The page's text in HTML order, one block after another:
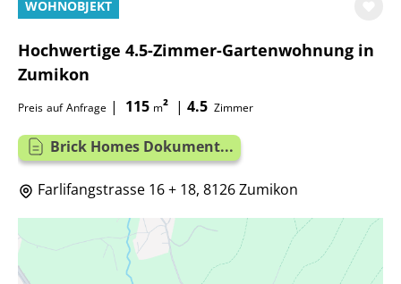
WOHNOBJEKT
Hochwertige 4.5-Zimmer-Gartenwohnung in
Zumikon
Preis auf Anfrage | 115 m² | 4.5 Zimmer
Brick Homes Dokument...
Farlifangstrasse 16 + 18, 8126 Zumikon